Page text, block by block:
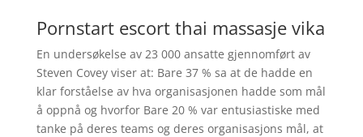
Pornstart escort thai massasje vika
En undersøkelse av 23 000 ansatte gjennomført av
Steven Covey viser at: Bare 37 % sa at de hadde en
klar forståelse av hva organisasjonen hadde som mål
å oppnå og hvorfor Bare 20 % var entusiastiske med
tanke på deres teams og deres organisasjons mål, at